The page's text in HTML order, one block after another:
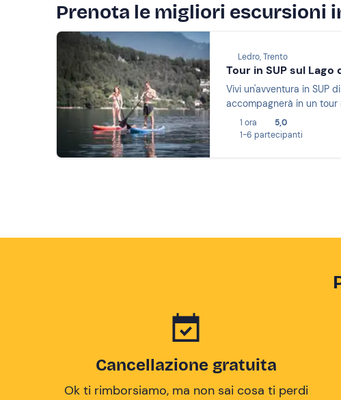
Prenota le migliori escursioni
Ledro, Trento
Tour in SUP sul Lago
Vivi un'avventura in SUP
accompagnerà in un
1 ora
5,0
1-6 partecipanti
Cancellazione gratuita
Ok ti rimborsiamo, ma non sai cosa ti perdi